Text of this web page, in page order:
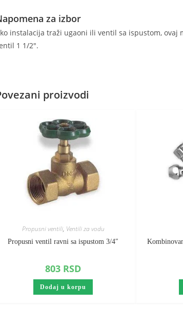
za izbor
instalacija traži ugaoni ili ventil sa ispustom,
1 1/2".
proizvodi
Propusni ventili, Ventili za vodu
Propusni ventil ravni sa ispustom 3/4″
803 RSD
Dodaj u korpu